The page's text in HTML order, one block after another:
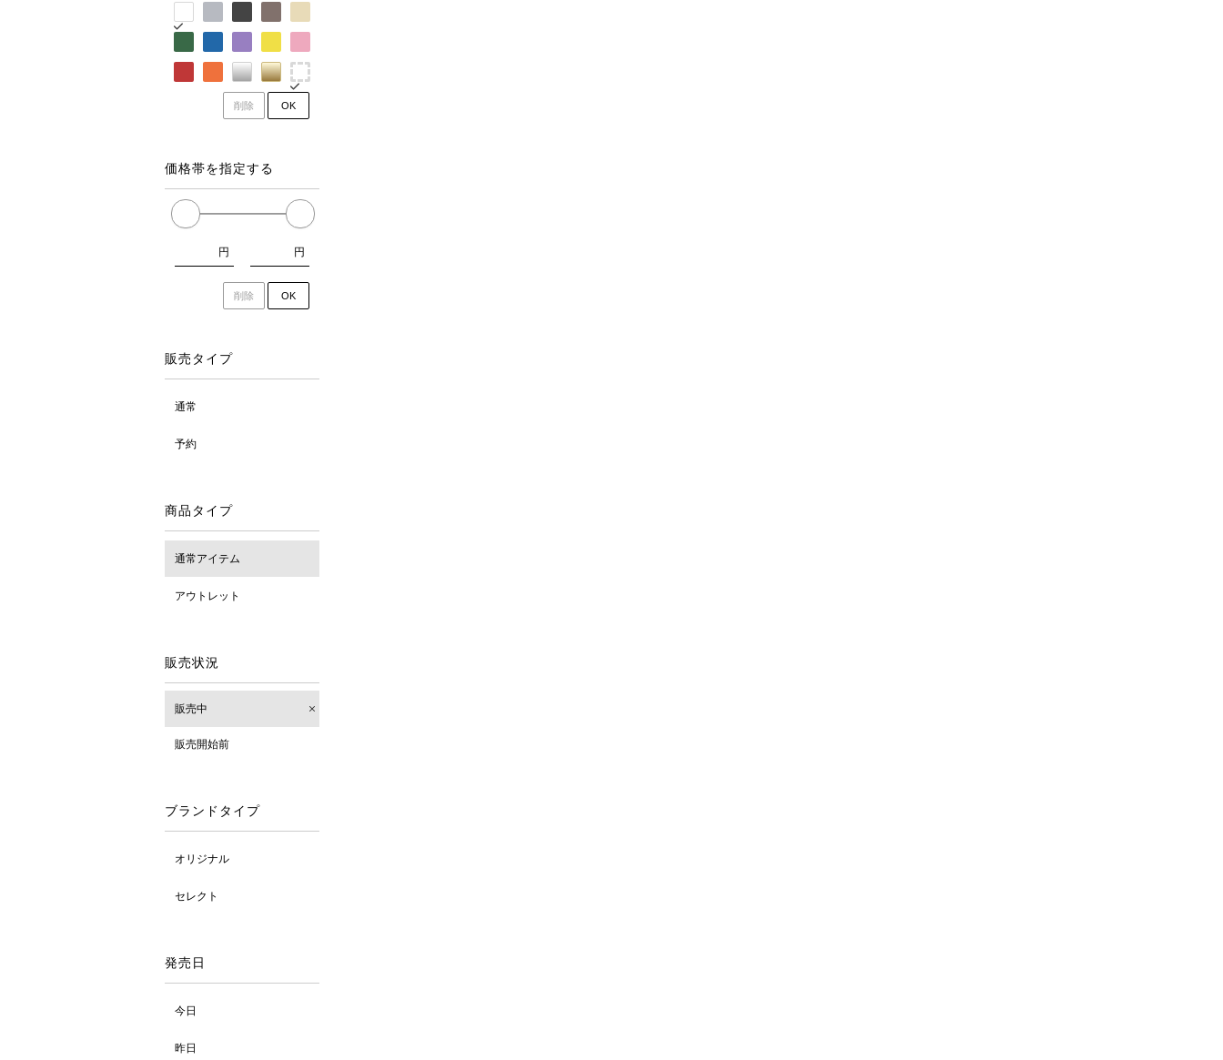
削除 OK
価格帯を指定する
円 円
削除 OK
販売タイプ
通常
予約
商品タイプ
通常アイテム
アウトレット
販売状況
販売中
販売開始前
ブランドタイプ
オリジナル
セレクト
発売日
今日
昨日